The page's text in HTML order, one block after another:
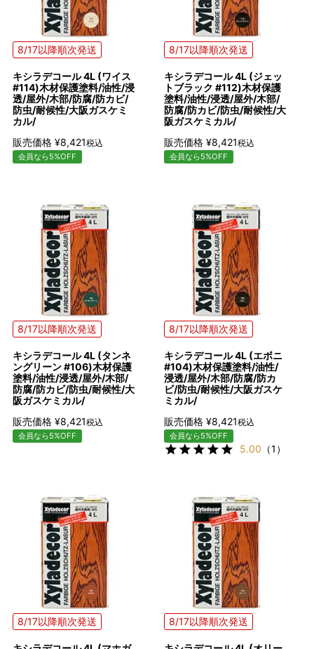
8/17以降順次発送
キシラデコール 4L (ワイス
#114)木材保護塗料/油性/浸
透/屋外/木部/防腐/防カビ/
防虫/耐候性/大阪ガスケミ
カル/
販売価格 ¥8,421税込
会員なら5%OFF
8/17以降順次発送
キシラデコール 4L (ジェッ
トブラック #112)木材保護
塗料/油性/浸透/屋外/木部/
防腐/防カビ/防虫/耐候性/大
阪ガスケミカル/
販売価格 ¥8,421税込
会員なら5%OFF
8/17以降順次発送
キシラデコール 4L (タンネ
ングリーン #106)木材保護
塗料/油性/浸透/屋外/木部/
防腐/防カビ/防虫/耐候性/大
阪ガスケミカル/
販売価格 ¥8,421税込
会員なら5%OFF
8/17以降順次発送
キシラデコール 4L (エボニ
#104)木材保護塗料/油性/
浸透/屋外/木部/防腐/防カ
ビ/防虫/耐候性/大阪ガスケ
ミカル/
販売価格 ¥8,421税込
会員なら5%OFF
5.00 （1）
8/17以降順次発送 8/17以降順次発送